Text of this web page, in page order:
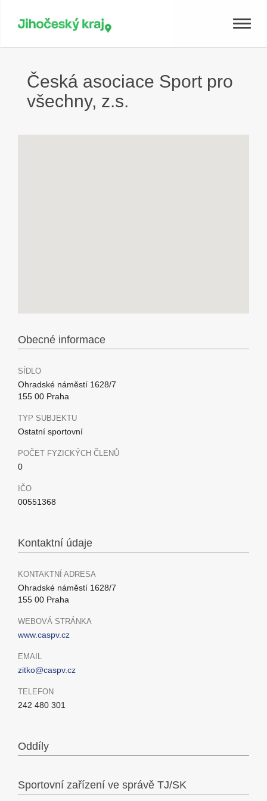
Toggle
Česká asociace Sport pro
všechny, z.s.
Obecné informace
SÍDLO
Ohradské náměstí 1628/7
155 00 Praha
TYP SUBJEKTU
Ostatní sportovní
POČET FYZICKÝCH ČLENŮ
0
IČO
00551368
Kontaktní údaje
KONTAKTNÍ ADRESA
Ohradské náměstí 1628/7
155 00 Praha
WEBOVÁ STRÁNKA
www.caspv.cz
EMAIL
zitko@caspv.cz
TELEFON
242 480 301
Oddíly
Sportovní zařízení ve správě TJ/SK